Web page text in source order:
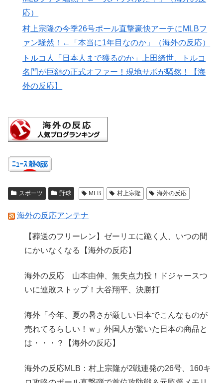
応）
村上宗隆の今季26号ポール直撃豪快アーチにMLBフ
ァン騒然！←「本当に1年目なのか」（海外の反応）
トルコ人「日本人まで獲るのか」上田綺世、トルコ
名門が巨額の正式オファー！現地サポが騒然！【海
外の反応】
スポーツ 野球 MLB 村上宗隆 海外の反応
海外の反応アンテナ
【葬送のフリーレン】ゼーリエに跪く人、いつの間
にかいなくなる【海外の反応】
海外の反応 山本由伸、無失点力投！ドジャースつ
いに連敗ストップ！大谷翔平、決勝打
海外「今年、夏の暑さが厳しい日本でこんなものが
売れてるらしい！ｗ」外国人が驚いた日本の商品と
は・・・？【海外の反応】
海外の反応MLB：村上宗隆が2戦連発の26号、160キ